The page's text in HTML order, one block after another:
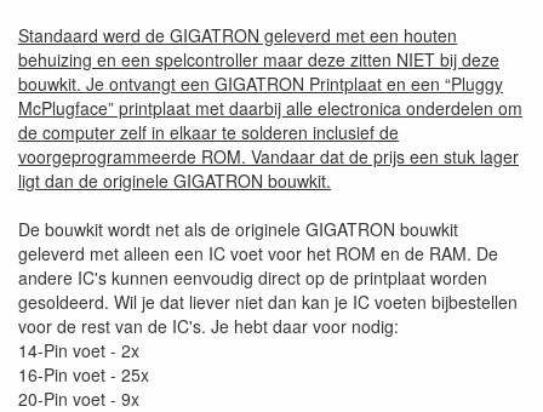
Standaard werd de GIGATRON geleverd met een houten
behuizing en een spelcontroller maar deze zitten NIET bij deze
bouwkit. Je ontvangt een GIGATRON Printplaat en een “Pluggy
McPlugface” printplaat met daarbij alle electronica onderdelen om
de computer zelf in elkaar te solderen inclusief de
voorgeprogrammeerde ROM. Vandaar dat de prijs een stuk lager
ligt dan de originele GIGATRON bouwkit.
De bouwkit wordt net als de originele GIGATRON bouwkit
geleverd met alleen een IC voet voor het ROM en de RAM. De
andere IC's kunnen eenvoudig direct op de printplaat worden
gesoldeerd. Wil je dat liever niet dan kan je IC voeten bijbestellen
voor de rest van de IC's. Je hebt daar voor nodig:
14-Pin voet - 2x
16-Pin voet - 25x
20-Pin voet - 9x